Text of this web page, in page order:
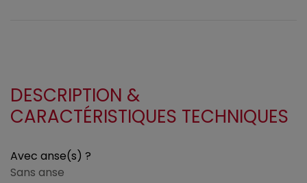
DESCRIPTION &
CARACTÉRISTIQUES TECHNIQUES
Avec anse(s) ?
Sans anse